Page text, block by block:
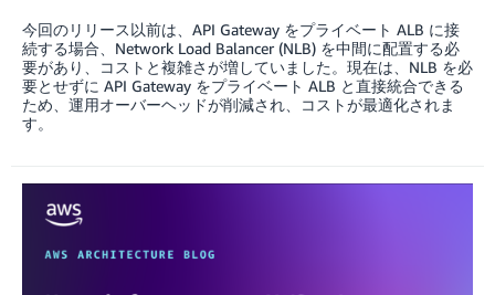
今回のリリース以前は、API Gateway をプライベート ALB に接
続する場合、Network Load Balancer (NLB) を中間に配置する必
要があり、コストと複雑さが増していました。現在は、NLB を必
要とせずに API Gateway をプライベート ALB と直接統合できる
ため、運用オーバーヘッドが削減され、コストが最適化されま
す。